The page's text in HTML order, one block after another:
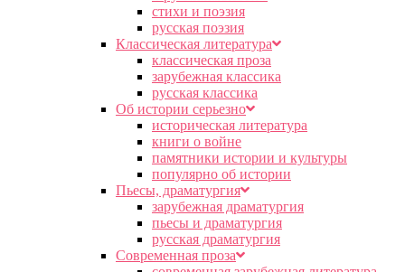
стихи и поэзия
русская поэзия
Классическая литература
классическая проза
зарубежная классика
русская классика
Об истории серьезно
историческая литература
книги о войне
памятники истории и культуры
популярно об истории
Пьесы, драматургия
зарубежная драматургия
пьесы и драматургия
русская драматургия
Современная проза